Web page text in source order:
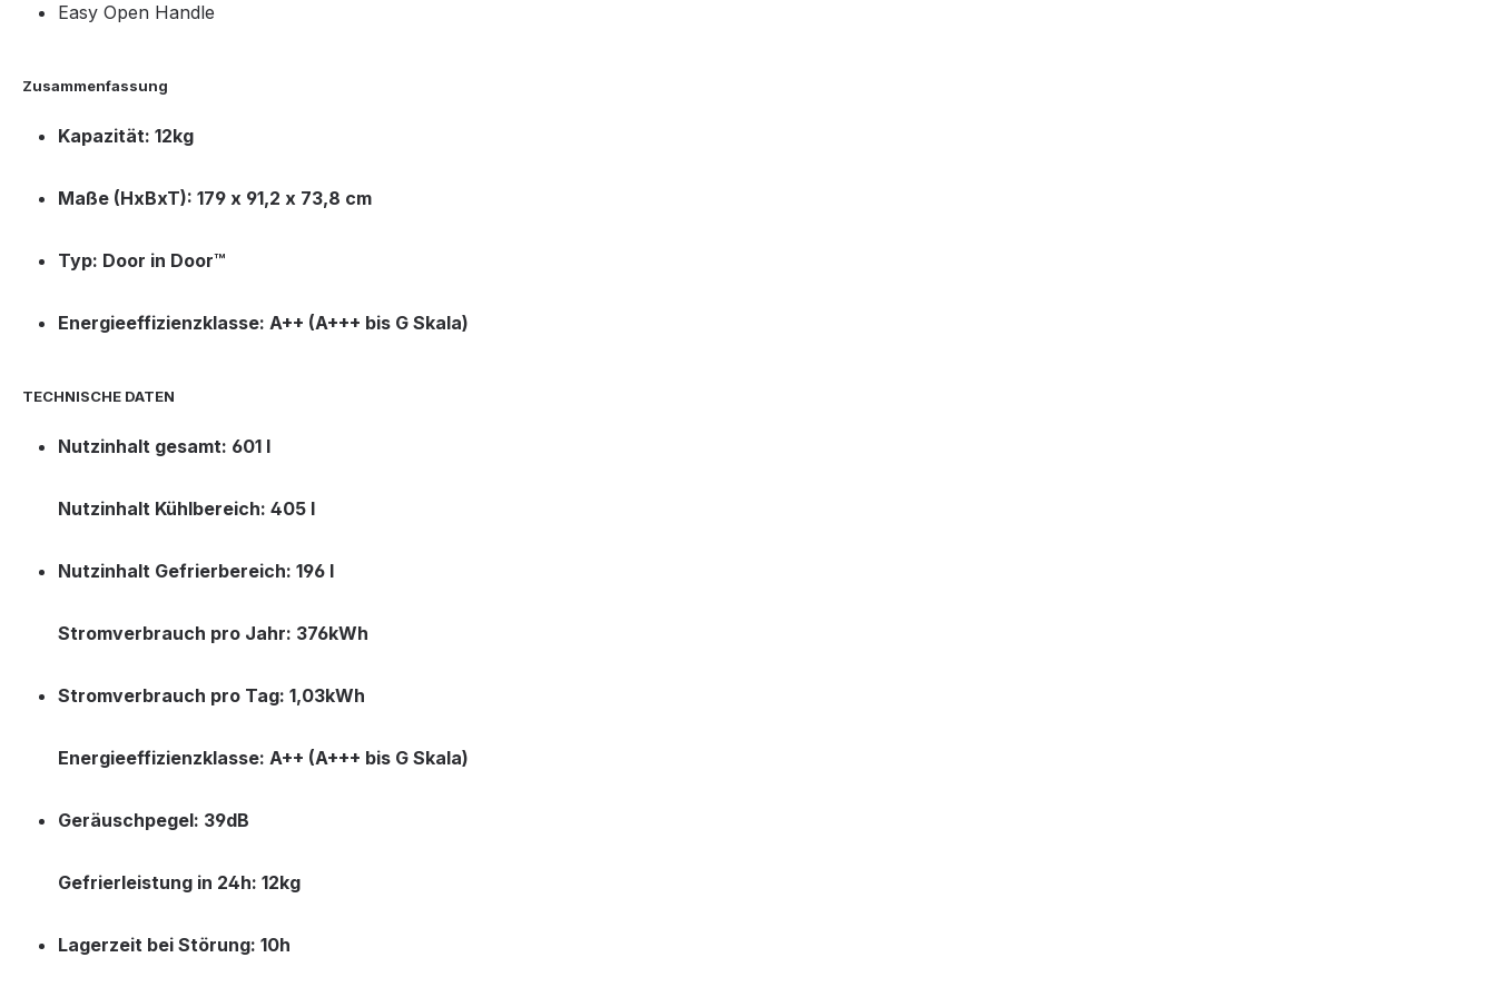
Easy Open Handle
Zusammenfassung
Kapazität: 12kg
Maße (HxBxT): 179 x 91,2 x 73,8 cm
Typ: Door in Door™
Energieeffizienzklasse: A++ (A+++ bis G Skala)
TECHNISCHE DATEN
Nutzinhalt gesamt: 601 l
Nutzinhalt Kühlbereich: 405 l
Nutzinhalt Gefrierbereich: 196 l
Stromverbrauch pro Jahr: 376kWh
Stromverbrauch pro Tag: 1,03kWh
Energieeffizienzklasse: A++ (A+++ bis G Skala)
Geräuschpegel: 39dB
Gefrierleistung in 24h: 12kg
Lagerzeit bei Störung: 10h